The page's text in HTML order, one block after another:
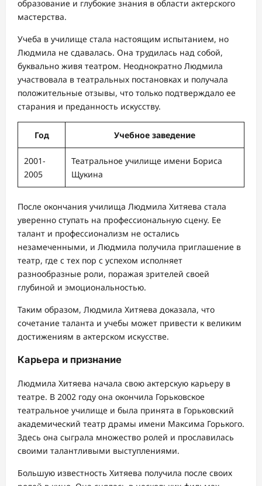
образование и глубокие знания в области актерского
мастерства.
Учеба в училище стала настоящим испытанием, но
Людмила не сдавалась. Она трудилась над собой,
буквально живя театром. Неоднократно Людмила
участвовала в театральных постановках и получала
положительные отзывы, что только подтверждало ее
старания и преданность искусству.
Год Учебное заведение
2001-
2005
Театральное училище имени Бориса
Щукина
После окончания училища Людмила Хитяева стала
уверенно ступать на профессиональную сцену. Ее
талант и профессионализм не остались
незамеченными, и Людмила получила приглашение в
театр, где с тех пор с успехом исполняет
разнообразные роли, поражая зрителей своей
глубиной и эмоциональностью.
Таким образом, Людмила Хитяева доказала, что
сочетание таланта и учебы может привести к великим
достижениям в актерском искусстве.
Карьера и признание
Людмила Хитяева начала свою актерскую карьеру в
театре. В 2002 году она окончила Горьковское
театральное училище и была принята в Горьковский
академический театр драмы имени Максима Горького.
Здесь она сыграла множество ролей и прославилась
своими талантливыми выступлениями.
Большую известность Хитяева получила после своих